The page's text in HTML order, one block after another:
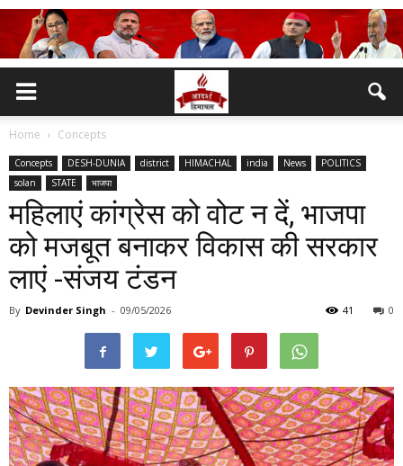
Home Concepts
Concepts DESH-DUNIA district HIMACHAL india News
POLITICS
solan
STATE भाजपा
महिलाएं कांग्रेस को वोट न दें, भाजपा
को मजबूत बनाकर विकास की सरकार
लाएं -संजय टंडन
By Devinder Singh - 09/05/2026 0
41